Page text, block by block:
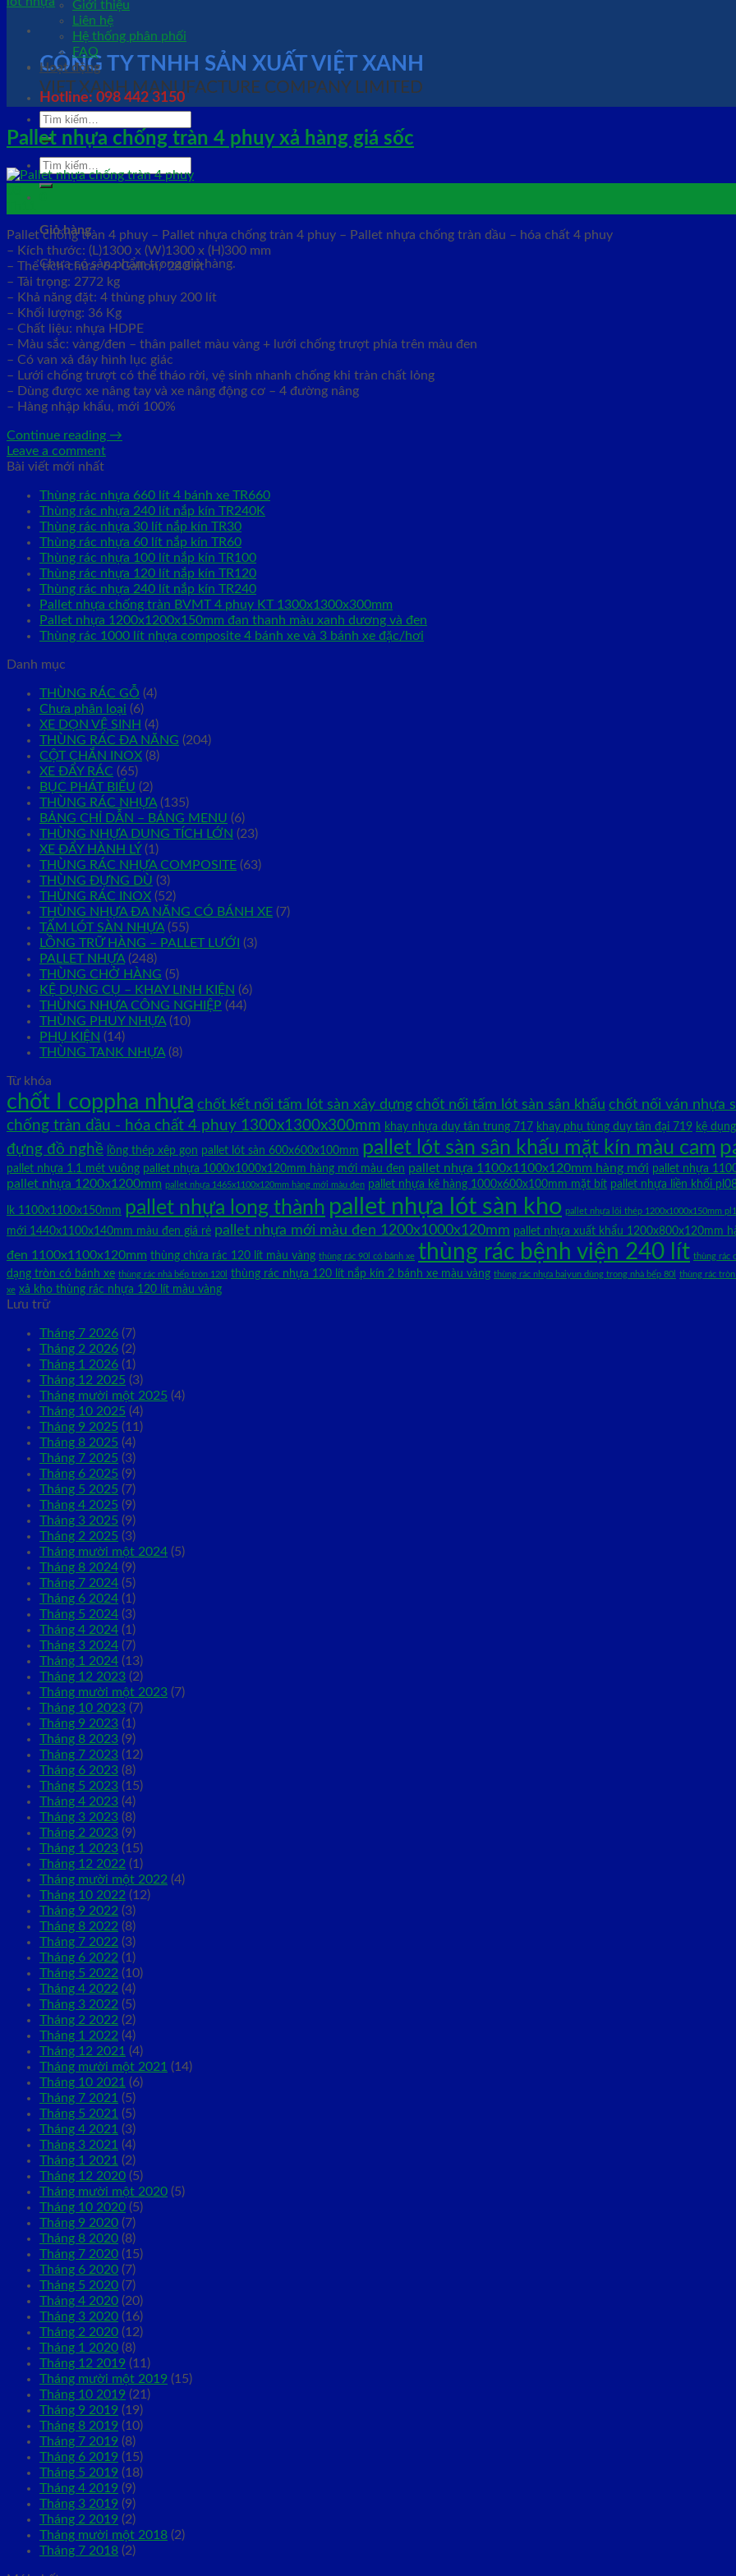
CÔNG TY TNHH SẢN XUẤT VIỆT XANH
VIET XANH MANUFACTURE COMPANY LIMITED
Tìm
kiếm:
Tìm
kiếm:
Giỏ hàng
Chưa có sản phẩm trong giỏ hàng.
Giới thiệu
Liên hệ
Hệ thống phân phối
FAQ
Hoạt động
Hotline: 098 442 3150
Pallet nhựa chống tràn 4 phuy xả hàng giá sốc
Pallet chống tràn 4 phuy – Pallet nhựa chống tràn 4 phuy – Pallet nhựa chống tràn dầu – hóa chất 4 phuy
– Kích thước: (L)1300 x (W)1300 x (H)300 mm
– Thể tích chứa: 64 Gallon/ 240 lít
– Tải trọng: 2772 kg
– Khả năng đặt: 4 thùng phuy 200 lít
– Khối lượng: 36 Kg
– Chất liệu: nhựa HDPE
– Màu sắc: vàng/đen – thân pallet màu vàng + lưới chống trượt phía trên màu đen
– Có van xả đáy hình lục giác
– Lưới chống trượt có thể tháo rời, vệ sinh nhanh chống khi tràn chất lỏng
– Dùng được xe nâng tay và xe nâng động cơ – 4 đường nâng
– Hàng nhập khẩu, mới 100%
Continue reading →
Leave a comment
Bài viết mới nhất
Thùng rác nhựa 660 lít 4 bánh xe TR660
Thùng rác nhựa 240 lít nắp kín TR240K
Thùng rác nhựa 30 lít nắp kín TR30
Thùng rác nhựa 60 lít nắp kín TR60
Thùng rác nhựa 100 lít nắp kín TR100
Thùng rác nhựa 120 lít nắp kín TR120
Thùng rác nhựa 240 lít nắp kín TR240
Pallet nhựa chống tràn BVMT 4 phuy KT 1300x1300x300mm
Pallet nhựa 1200x1200x150mm đan thanh màu xanh dương và đen
Thùng rác 1000 lít nhựa composite 4 bánh xe và 3 bánh xe đặc/hơi
Danh mục
THÙNG RÁC GỖ (4)
Chưa phân loại (6)
XE DỌN VỆ SINH (4)
THÙNG RÁC ĐA NĂNG (204)
CỘT CHẮN INOX (8)
XE ĐẨY RÁC (65)
BỤC PHÁT BIỂU (2)
THÙNG RÁC NHỰA (135)
BẢNG CHỈ DẪN – BẢNG MENU (6)
THÙNG NHỰA DUNG TÍCH LỚN (23)
XE ĐẨY HÀNH LÝ(1)
THÙNG RÁC NHỰA COMPOSITE (63)
THÙNG ĐỰNG DÙ (3)
THÙNG RÁC INOX (52)
THÙNG NHỰA ĐA NĂNG CÓ BÁNH XE (7)
TẤM LÓT SÀN NHỰA (55)
LỒNG TRỮ HÀNG – PALLET LƯỚI
(3)
PALLET NHỰA (248)
THÙNG CHỞ HÀNG (5)
KỆ DỤNG CỤ – KHAY LINH KIỆN (6)
THÙNG NHỰA CÔNG NGHIỆP (44)
THÙNG PHUY NHỰA (10)
PHỤ KIỆN (14)
THÙNG TANK NHỰA (8)
Từ khóa
chốt I coppha nhựa chốt kết nối tấm lót sàn xây dựng chốt nối tấm lót sàn sân khấu chốt nối ván nhựa
chống tràn dầu - hóa chất 4 phuy 1300x1300x300mm khay nhựa duy tân trung 717 khay phụ tùng duy tân đại 719 kệ
đựng đồ nghề lồng thép xêp gọn pallet lót sàn 600x600x100mm pallet lót sàn sân khấu mặt kín màu cam
pallet nhựa 1.1 mét vuông pallet nhựa 1000x1000x120mm hàng mới màu đen pallet nhựa 1100x1100x120mm hàng mới pallet nhựa
pallet nhựa 1200x1200mm pallet nhựa 1465x1100x120mm hàng mới màu đen pallet nhựa kê hàng 1000x600x100mm mặt bít pallet nhựa liền khối
lk 1100x1100x150mm pallet nhựa long thành pallet nhựa lót sàn kho pallet nhựa lõi thép 1200x1000x150mm
mới 1440x1100x140mm màu đen giá rẻ pallet nhựa mới màu đen 1200x1000x120mm pallet nhựa xuất khẩu 1200x800x120mm
đen 1100x1100x120mm thùng chứa rác 120 lít màu vàng thùng rác 90l có bánh xe thùng rác bệnh viện 240 lít thùng rác
dạng tròn có bánh xe thùng rác nhà bếp tròn 120l thùng rác nhựa 120 lít nắp kín 2 bánh xe màu vàng thùng rác nhựa baiyun dùng trong nhà bếp 80l thùng rác
xe xả kho thùng rác nhựa 120 lít màu vàng
Lưu trữ
Tháng 7 2026 (7)
Tháng 2 2026 (2)
Tháng 1 2026 (1)
Tháng 12 2025 (3)
Tháng mười một 2025 (4)
Tháng 10 2025 (4)
Tháng 9 2025 (11)
Tháng 8 2025 (4)
Tháng 7 2025 (3)
Tháng 6 2025 (9)
Tháng 5 2025 (7)
Tháng 4 2025 (9)
Tháng 3 2025 (9)
Tháng 2 2025 (3)
Tháng mười một 2024 (5)
Tháng 8 2024 (9)
Tháng 7 2024 (5)
Tháng 6 2024 (1)
Tháng 5 2024 (3)
Tháng 4 2024 (1)
Tháng 3 2024 (7)
Tháng 1 2024 (13)
Tháng 12 2023 (2)
Tháng mười một 2023 (7)
Tháng 10 2023 (7)
Tháng 9 2023 (1)
Tháng 8 2023 (9)
Tháng 7 2023 (12)
Tháng 6 2023 (8)
Tháng 5 2023 (15)
Tháng 4 2023 (4)
Tháng 3 2023 (8)
Tháng 2 2023 (9)
Tháng 1 2023 (15)
Tháng 12 2022 (1)
Tháng mười một 2022 (4)
Tháng 10 2022 (12)
Tháng 9 2022 (3)
Tháng 8 2022 (8)
Tháng 7 2022 (3)
Tháng 6 2022 (1)
Tháng 5 2022 (10)
Tháng 4 2022 (4)
Tháng 3 2022 (5)
Tháng 2 2022 (2)
Tháng 1 2022 (4)
Tháng 12 2021 (4)
Tháng mười một 2021 (14)
Tháng 10 2021 (6)
Tháng 7 2021 (5)
Tháng 5 2021 (5)
Tháng 4 2021 (3)
Tháng 3 2021 (4)
Tháng 1 2021 (2)
Tháng 12 2020 (5)
Tháng mười một 2020 (5)
Tháng 10 2020 (5)
Tháng 9 2020 (7)
Tháng 8 2020 (8)
Tháng 7 2020 (15)
Tháng 6 2020 (7)
Tháng 5 2020 (7)
Tháng 4 2020 (20)
Tháng 3 2020 (16)
Tháng 2 2020 (12)
Tháng 1 2020 (8)
Tháng 12 2019 (11)
Tháng mười một 2019 (15)
Tháng 10 2019 (21)
Tháng 9 2019 (19)
Tháng 8 2019 (10)
Tháng 7 2019 (8)
Tháng 6 2019 (15)
Tháng 5 2019 (18)
Tháng 4 2019 (9)
Tháng 3 2019 (9)
Tháng 2 2019 (2)
Tháng mười một 2018 (2)
Tháng 7 2018 (2)